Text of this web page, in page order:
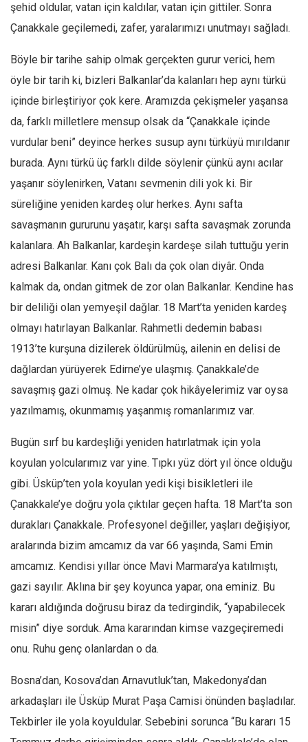
Asya
Afrika
İslam Dünyası
Amerika
Avustralya
Düşünce
Dosyalar
şehid oldular, vatan için kaldılar, vatan için gittiler. Sonra
Çanakkale geçilemedi, zafer, yaralarımızı unutmayı sağladı.
Böyle bir tarihe sahip olmak gerçekten gurur verici, hem
öyle bir tarih ki, bizleri Balkanlar’da kalanları hep aynı türkü
içinde birleştiriyor çok kere. Aramızda çekişmeler yaşansa
da, farklı milletlere mensup olsak da “Çanakkale içinde
vurdular beni” deyince herkes susup aynı türküyü mırıldanır
burada. Aynı türkü üç farklı dilde söylenir çünkü aynı acılar
yaşanır söylenirken, Vatanı sevmenin dili yok ki. Bir
süreliğine yeniden kardeş olur herkes. Aynı safta
savaşmanın gururunu yaşatır, karşı safta savaşmak zorunda
kalanlara. Ah Balkanlar, kardeşin kardeşe silah tuttuğu yerin
adresi Balkanlar. Kanı çok Balı da çok olan diyâr. Onda
kalmak da, ondan gitmek de zor olan Balkanlar. Kendine has
bir deliliği olan yemyeşil dağlar. 18 Mart’ta yeniden kardeş
olmayı hatırlayan Balkanlar. Rahmetli dedemin babası
1913’te kurşuna dizilerek öldürülmüş, ailenin en delisi de
dağlardan yürüyerek Edirne’ye ulaşmış. Çanakkale’de
savaşmış gazi olmuş. Ne kadar çok hikâyelerimiz var oysa
yazılmamış, okunmamış yaşanmış romanlarımız var.
Bugün sırf bu kardeşliği yeniden hatırlatmak için yola
koyulan yolcularımız var yine. Tıpkı yüz dört yıl önce olduğu
gibi. Üsküp’ten yola koyulan yedi kişi bisikletleri ile
Çanakkale’ye doğru yola çıktılar geçen hafta. 18 Mart’ta son
durakları Çanakkale. Profesyonel değiller, yaşları değişiyor,
aralarında bizim amcamız da var 66 yaşında, Sami Emin
amcamız. Kendisi yıllar önce Mavi Marmara’ya katılmıştı,
gazi sayılır. Aklına bir şey koyunca yapar, ona eminiz. Bu
kararı aldığında doğrusu biraz da tedirgindik, “yapabilecek
misin” diye sorduk. Ama kararından kimse vazgeçiremedi
onu. Ruhu genç olanlardan o da.
Bosna’dan, Kosova’dan Arnavutluk’tan, Makedonya’dan
arkadaşları ile Üsküp Murat Paşa Camisi önünden başladılar.
Tekbirler ile yola koyuldular. Sebebini sorunca “Bu kararı 15